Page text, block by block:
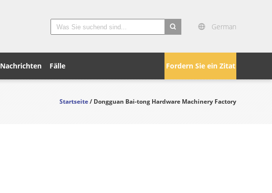
German
Fordern Sie ein Zitat
Nachrichten Fälle
Startseite/ Dongguan Bai-tong Hardware Machinery Factory